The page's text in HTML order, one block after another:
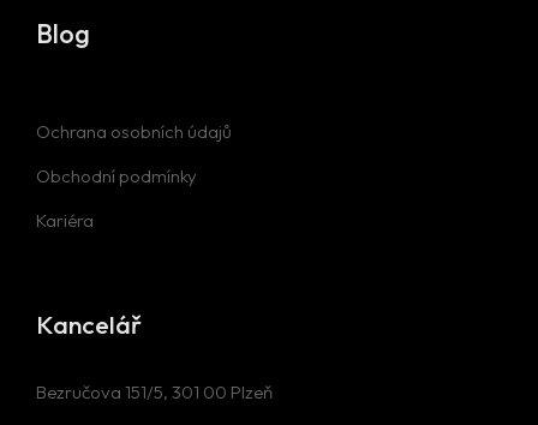
Blog
Ochrana osobních údajů
Obchodní podmínky
Kariéra
Kancelář
Bezručova 151/5, 301 00 Plzeň